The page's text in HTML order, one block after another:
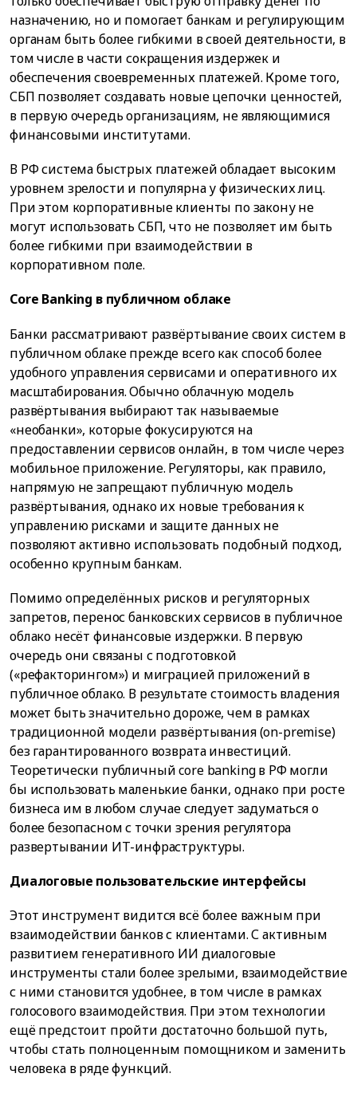
назначению, но и помогает банкам и регулирующим
органам быть более гибкими в своей деятельности, в
том числе в части сокращения издержек и
обеспечения своевременных платежей. Кроме того,
СБП позволяет создавать новые цепочки ценностей,
в первую очередь организациям, не являющимися
финансовыми институтами.
В РФ система быстрых платежей обладает высоким
уровнем зрелости и популярна у физических лиц.
При этом корпоративные клиенты по закону не
могут использовать СБП, что не позволяет им быть
более гибкими при взаимодействии в
корпоративном поле.
Core Banking в публичном облаке
Банки рассматривают развёртывание своих систем в
публичном облаке прежде всего как способ более
удобного управления сервисами и оперативного их
масштабирования. Обычно облачную модель
развёртывания выбирают так называемые
«необанки», которые фокусируются на
предоставлении сервисов онлайн, в том числе через
мобильное приложение. Регуляторы, как правило,
напрямую не запрещают публичную модель
развёртывания, однако их новые требования к
управлению рисками и защите данных не
позволяют активно использовать подобный подход,
особенно крупным банкам.
Помимо определённых рисков и регуляторных
запретов, перенос банковских сервисов в публичное
облако несёт финансовые издержки. В первую
очередь они связаны с подготовкой
(«рефакторингом») и миграцией приложений в
публичное облако. В результате стоимость владения
может быть значительно дороже, чем в рамках
традиционной модели развёртывания (on-premise)
без гарантированного возврата инвестиций.
Теоретически публичный core banking в РФ могли
бы использовать маленькие банки, однако при росте
бизнеса им в любом случае следует задуматься о
более безопасном с точки зрения регулятора
развертывании ИТ-инфраструктуры.
Диалоговые пользовательские интерфейсы
Этот инструмент видится всё более важным при
взаимодействии банков с клиентами. С активным
развитием генеративного ИИ диалоговые
инструменты стали более зрелыми, взаимодействие
с ними становится удобнее, в том числе в рамках
голосового взаимодействия. При этом технологии
ещё предстоит пройти достаточно большой путь,
чтобы стать полноценным помощником и заменить
человека в ряде функций.